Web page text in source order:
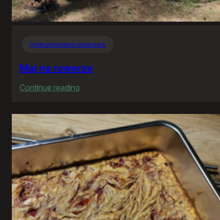
Podsumowania rowerowe
Maj na rowerze
Continue reading
na
rowerze